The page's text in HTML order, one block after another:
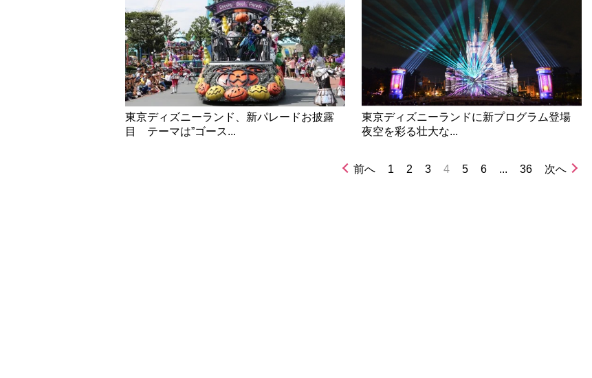
東京ディズニーランド、新パレードお披露
目 テーマは”ゴース...
東京ディズニーランドに新プログラム登場
夜空を彩る壮大な...
前へ 1 2 3 4 5 6 ... 36 次へ